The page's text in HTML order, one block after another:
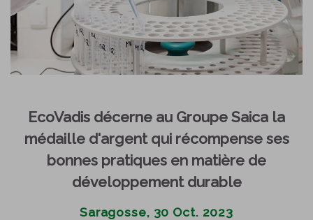
EcoVadis décerne au Groupe Saica la
médaille d'argent qui récompense ses
bonnes pratiques en matière de
développement durable
Saragosse, 30 Oct. 2023